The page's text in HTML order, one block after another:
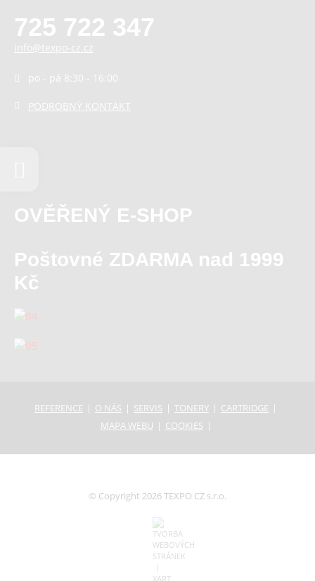
725 722 347
info@texpo-cz.cz
po - pá 8:30 - 16:00
PODROBNÝ KONTAKT
OVĚŘENÝ E-SHOP
Poštovné ZDARMA nad 1999
Kč
REFERENCE O NÁS SERVIS TONERY
CARTRIDGE
MAPA WEBU
COOKIES
© Copyright 2026 TEXPO CZ s.r.o.